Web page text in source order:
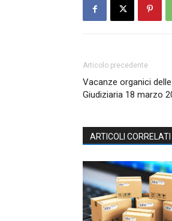
Articolo precedente
Vacanze organici
Giudiziaria 18 marzo
ARTICOLI CORRELATI